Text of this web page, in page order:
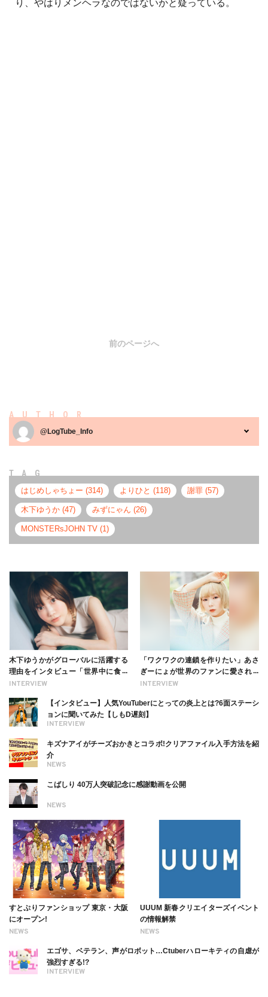
り、やはりメンヘラなのではないかと疑っている。
前のページへ
AUTHOR
@LogTube_Info
TAG
はじめしゃちょー (314) よりひと (118) 謝罪 (57)
木下ゆうか (47) みずにゃん (26)
MONSTERsJOHN TV (1)
INTERVIEW
木下ゆうかがグローバルに活躍する
理由をインタビュー「世界中に食べ
る幸せを伝えたい」新事務所加入に
INTERVIEW
「ワクワクの連鎖を作りたい」あさ
ぎーにょが世界のファンに愛される
理由【インタビュー】
INTERVIEW
【インタビュー】人気YouTuberにとっての炎上とは?6面ステーシ
ョンに聞いてみた【しもD遅刻】
NEWS
キズナアイがチーズおかきとコラボ!クリアファイル入手方法を紹
介
NEWS
こばしり 40万人突破記念に感謝動画を公開
NEWS
すとぷりファンショップ 東京・大阪
にオープン!
NEWS
UUUM 新春クリエイターズイベント
の情報解禁
INTERVIEW
エゴサ、ベテラン、声がロボット…Ctuberハローキティの自虐が
強烈すぎる!?